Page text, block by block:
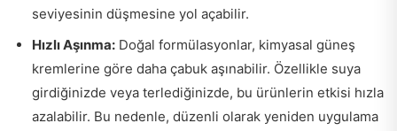
seviyesinin düşmesine yol açabilir.
Hızlı Aşınma: Doğal formülasyonlar, kimyasal güneş
kremlerine göre daha çabuk aşınabilir. Özellikle suya
girdiğinizde veya terlediğinizde, bu ürünlerin etkisi hızla
azalabilir. Bu nedenle, düzenli olarak yeniden uygulama